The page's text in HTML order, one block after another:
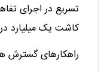
تسریع در اجرای
کاشت یک میلیارد
راهکارهای گسترش